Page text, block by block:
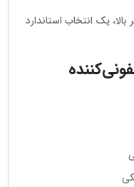
یک انتخاب استاندارد